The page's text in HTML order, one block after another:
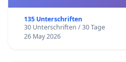
135 Unterschriften
30 Unterschriften / 30 Tage
26 May 2026